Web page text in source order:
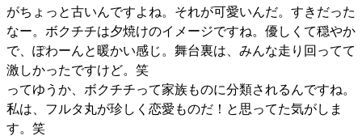
がちょっと古いんですよね。それが可愛いんだ。すきだった
なー。ボクチチは夕焼けのイメージですね。優しくて穏やか
で、ぽわーんと暖かい感じ。舞台裏は、みんな走り回ってて
激しかったですけど。笑
ってゆうか、ボクチチって家族ものに分類されるんですね。
私は、フルタ丸が珍しく恋愛ものだ！と思ってた気がしま
す。笑